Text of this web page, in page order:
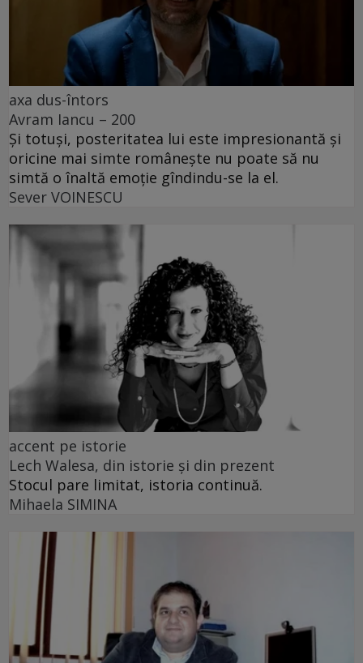
axa dus-întors
Avram Iancu – 200
Și totuși, posteritatea lui este impresionantă și
oricine mai simte românește nu poate să nu
simtă o înaltă emoție gîndindu-se la el.
Sever VOINESCU
accent pe istorie
Lech Walesa, din istorie și din prezent
Stocul pare limitat, istoria continuă.
Mihaela SIMINA